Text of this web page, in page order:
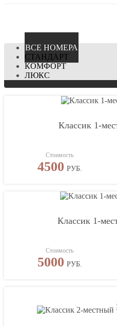
ВCЕ НОМЕРА
СТАНДАРТ
КОМФОРТ
ЛЮКС
Классик 1-
Стоимость
4500 РУБ.
Классик 1-
Стоимость
5000 РУБ.